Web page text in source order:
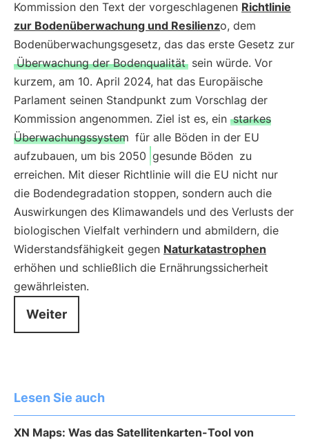
Kommission den Text der vorgeschlagenen Richtlinie
zur Bodenüberwachung und Resilienzo, dem
Bodenüberwachungsgesetz, das das erste Gesetz zur
Überwachung der Bodenqualität sein würde. Vor
kurzem, am 10. April 2024, hat das Europäische
Parlament seinen Standpunkt zum Vorschlag der
Kommission angenommen. Ziel ist es, ein starkes
Überwachungssystem für alle Böden in der EU
aufzubauen, um bis 2050 gesunde Böden zu
erreichen. Mit dieser Richtlinie will die EU nicht nur
die Bodendegradation stoppen, sondern auch die
Auswirkungen des Klimawandels und des Verlusts der
biologischen Vielfalt verhindern und abmildern, die
Widerstandsfähigkeit gegen Naturkatastrophen
erhöhen und schließlich die Ernährungssicherheit
gewährleisten.
Weiter
Lesen Sie auch
XN Maps: Was das Satellitenkarten-Tool von